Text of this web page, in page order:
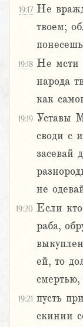
19:17 Не
твоем;
19:18 Не мсти
народа
как
19:19 Уставы
своди с
засевай
не
19:20 Если
раба,
ей, то
смертью,
19:21 пусть
скинии